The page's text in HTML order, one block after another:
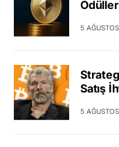
5
Satış
5